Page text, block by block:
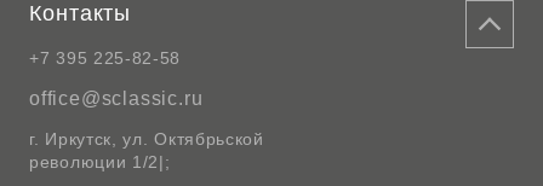
Контакты
+7 395 225-82-58
office@sclassic.ru
г. Иркутск, ул. Октябрьской
революции 1/2|;